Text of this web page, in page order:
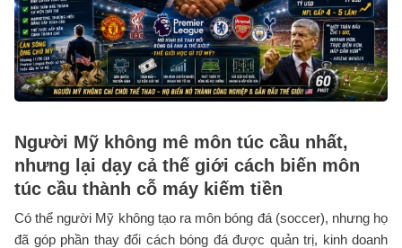
Người Mỹ không mê môn túc cầu nhất,
nhưng lại dạy cả thế giới cách biến môn
túc cầu thành cỗ máy kiếm tiền
Có thể người Mỹ không tạo ra môn bóng đá (soccer), nhưng họ
đã góp phần thay đổi cách bóng đá được quản trị, kinh doanh